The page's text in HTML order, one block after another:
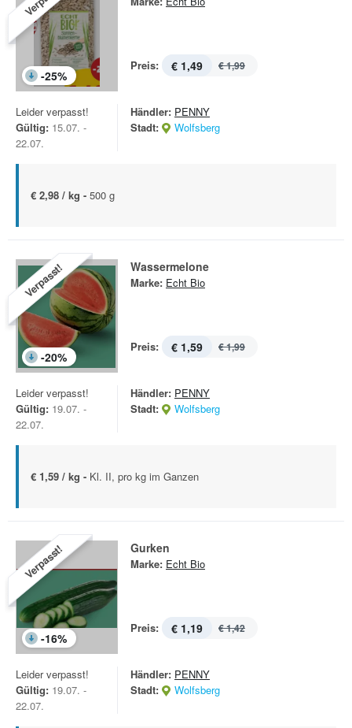
-25%
Preis: € 1,49 € 1,99
Leider verpasst!
Gültig: 15.07. -
22.07.
Händler: PENNY
Stadt:
Wolfsberg
€ 2,98 / kg - 500 g
Verpasst!
-20%
Wassermelone
Marke: Echt Bio
Preis: € 1,59 € 1,99
Leider verpasst!
Gültig: 19.07. -
22.07.
Händler: PENNY
Stadt:
Wolfsberg
€ 1,59 / kg - Kl. II, pro kg im Ganzen
Verpasst!
-16%
Gurken
Marke: Echt Bio
Preis: € 1,19 € 1,42
Leider verpasst!
Gültig: 19.07. -
22.07.
Händler: PENNY
Stadt:
Wolfsberg